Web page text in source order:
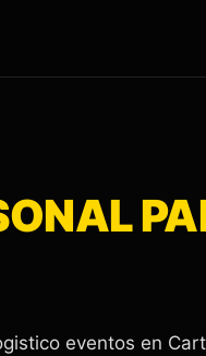
eventos en